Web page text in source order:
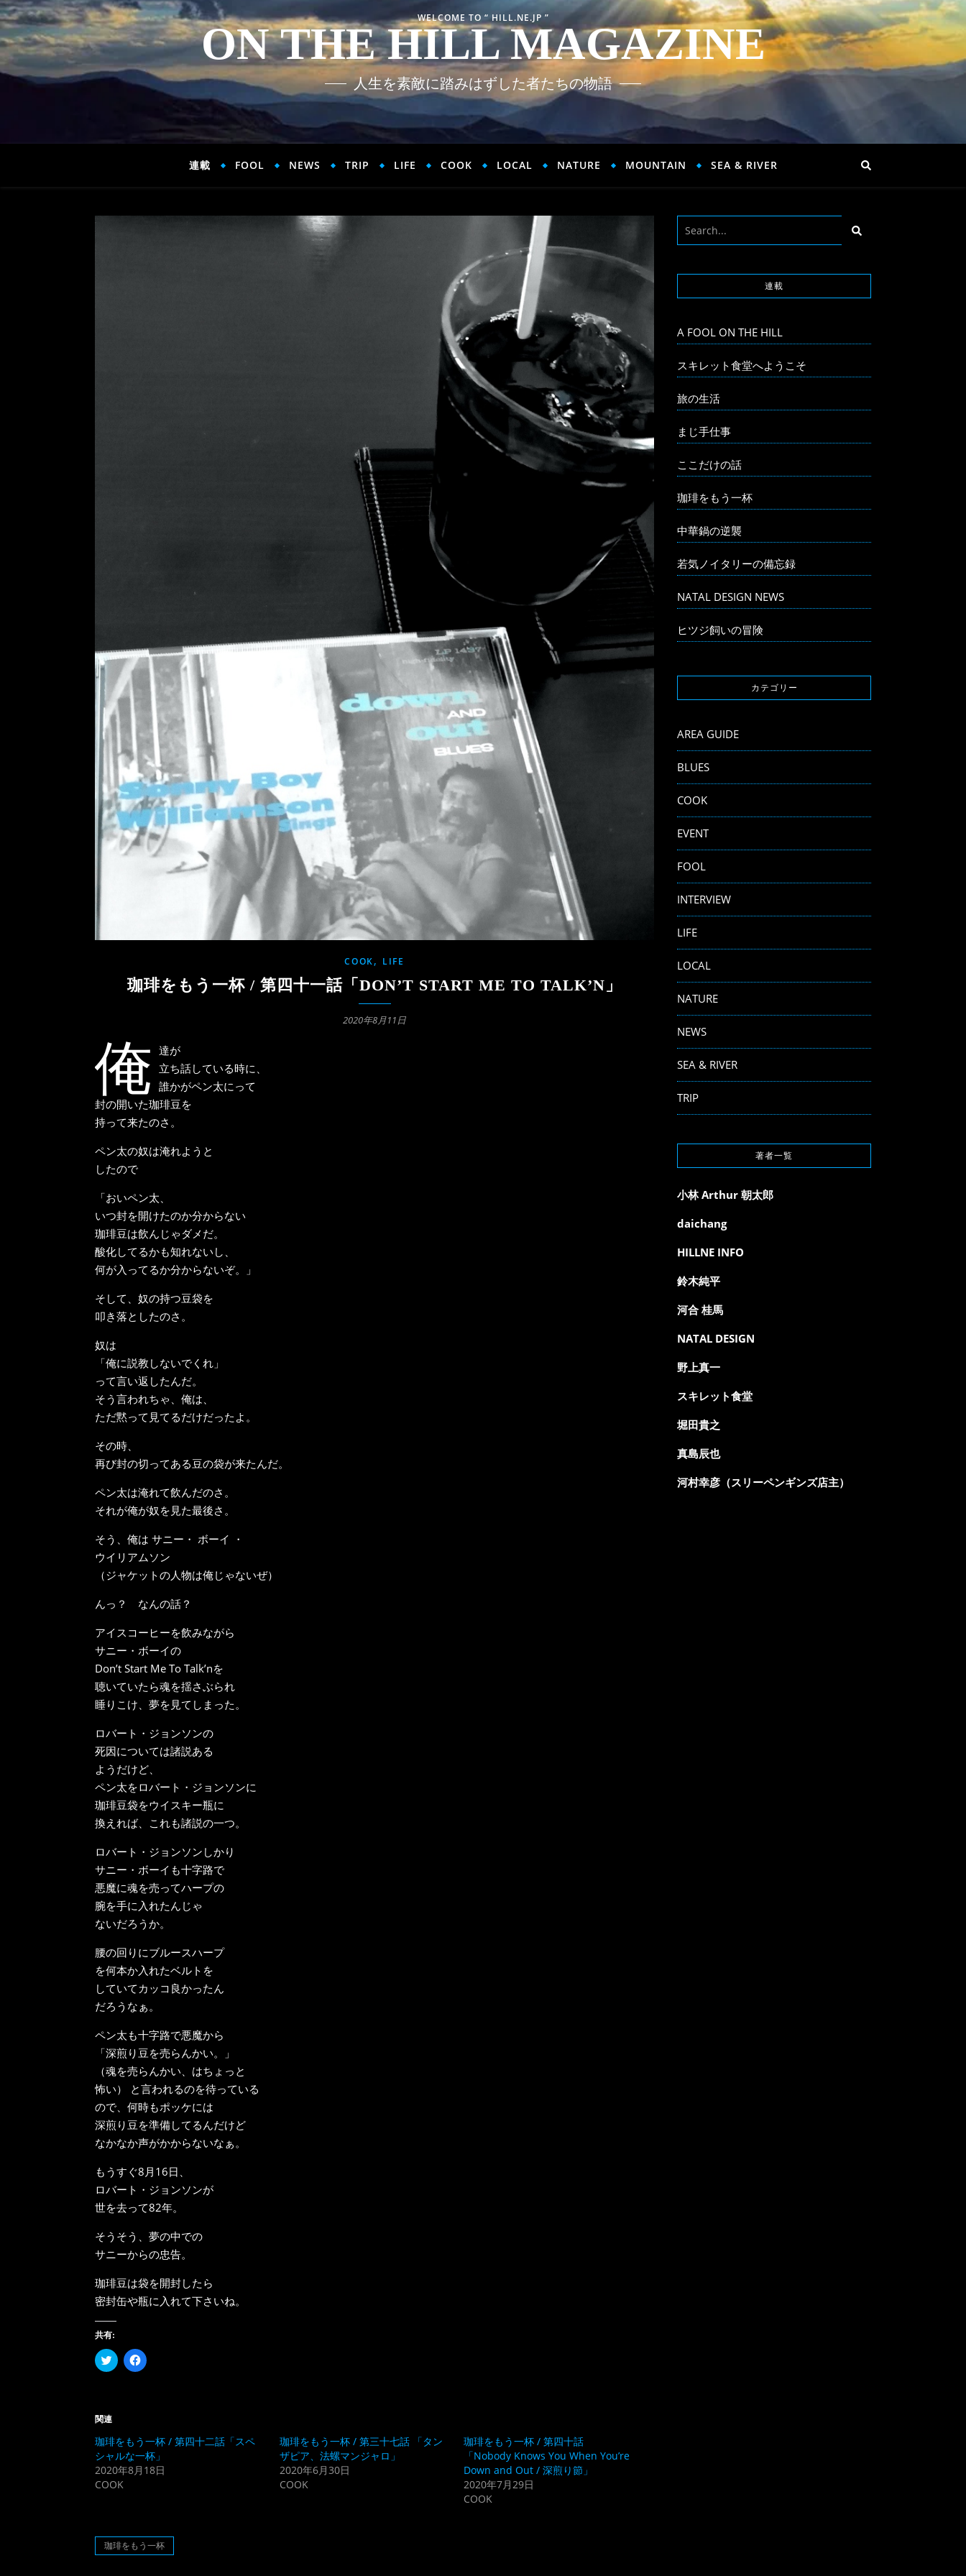
WELCOME TO “ HILL.NE.JP ”
ON THE HILL MAGAZINE
人生を素敵に踏みはずした者たちの物語
連載 FOOL NEWS TRIP LIFE COOK LOCAL NATURE MOUNTAIN SEA & RIVER
COOK, LIFE
珈琲をもう一杯 / 第四十一話「DON’T START ME TO TALK’N」
2020年8月11日
俺 達が
立ち話している時に、
誰かがペン太にって
封の開いた珈琲豆を
持って来たのさ。
ペン太の奴は淹れようと
したので
「おいペン太、
いつ封を開けたのか分からない
珈琲豆は飲んじゃダメだ。
酸化してるかも知れないし、
何が入ってるか分からないぞ。」
そして、奴の持つ豆袋を
叩き落としたのさ。
奴は
「俺に説教しないでくれ」
って言い返したんだ。
そう言われちゃ、俺は、
ただ黙って見てるだけだったよ。
その時、
再び封の切ってある豆の袋が来たんだ。
ペン太は淹れて飲んだのさ。
それが俺が奴を見た最後さ。
そう、俺は サニー・ ボーイ ・
ウイリアムソン
（ジャケットの人物は俺じゃないぜ）
んっ？ なんの話？
アイスコーヒーを飲みながら
サニー・ボーイの
Don’t Start Me To Talk’nを
聴いていたら魂を揺さぶられ
睡りこけ、夢を見てしまった。
ロバート・ジョンソンの
死因については諸説ある
ようだけど、
ペン太をロバート・ジョンソンに
珈琲豆袋をウイスキー瓶に
換えれば、これも諸説の一つ。
ロバート・ジョンソンしかり
サニー・ボーイも十字路で
悪魔に魂を売ってハープの
腕を手に入れたんじゃ
ないだろうか。
腰の回りにブルースハープ
を何本か入れたベルトを
していてカッコ良かったん
だろうなぁ。
ペン太も十字路で悪魔から
「深煎り豆を売らんかい。」
（魂を売らんかい、はちょっと
怖い） と言われるのを待っている
ので、何時もポッケには
深煎り豆を準備してるんだけど
なかなか声がかからないなぁ。
もうすぐ8月16日、
ロバート・ジョンソンが
世を去って82年。
そうそう、夢の中での
サニーからの忠告。
珈琲豆は袋を開封したら
密封缶や瓶に入れて下さいね。
共有:
ク
リ
有
(新
し
い
ウ
ィ
開
き
ま
Facebook
で
リ
ッ
ク
し
し
い
ウ
関連
珈琲をもう一杯 / 第四十二話「スペ
シャルな一杯」
2020年8月18日
COOK
珈琲をもう一杯 / 第三十七話 「タン
ザピア、法螺マンジャロ」
2020年6月30日
COOK
珈琲をもう一杯 / 第四十話
「Nobody Knows You When You’re
Down and Out / 深煎り節」
2020年7月29日
COOK
珈琲をもう一杯
連載
A FOOL ON THE HILL
スキレット食堂へようこそ
旅の生活
まじ手仕事
ここだけの話
珈琲をもう一杯
中華鍋の逆襲
若気ノイタリーの備忘録
NATAL DESIGN NEWS
ヒツジ飼いの冒険
カテゴリー
AREA GUIDE
BLUES
COOK
EVENT
FOOL
INTERVIEW
LIFE
LOCAL
NATURE
NEWS
SEA & RIVER
TRIP
著者一覧
小林 Arthur 朝太郎
daichang
HILLNE INFO
鈴木純平
河合 桂馬
NATAL DESIGN
野上真一
スキレット食堂
堀田貴之
真島辰也
河村幸彦（スリーペンギンズ店主）